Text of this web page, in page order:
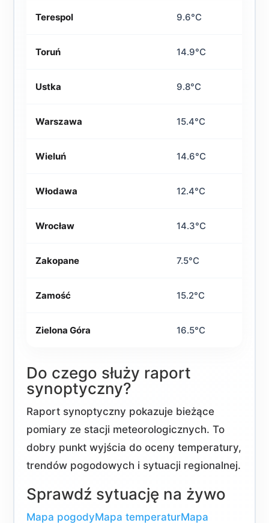
Terespol 9.6°C
Toruń 14.9°C
Ustka 9.8°C
Warszawa 15.4°C
Wieluń 14.6°C
Włodawa 12.4°C
Wrocław 14.3°C
Zakopane 7.5°C
Zamość 15.2°C
Zielona Góra 16.5°C
Do czego służy raport
synoptyczny?
Raport synoptyczny pokazuje bieżące
pomiary ze stacji meteorologicznych. To
dobry punkt wyjścia do oceny temperatury,
trendów pogodowych i sytuacji regionalnej.
Sprawdź sytuację na żywo
Mapa pogodyMapa temperaturMapa